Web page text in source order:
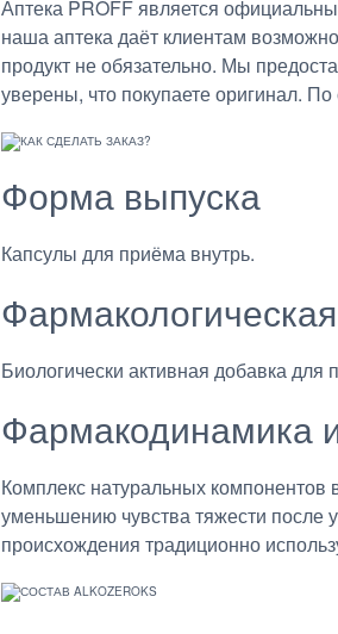
Аптека PROFF является
наша аптека даёт клиентам
продукт не обязательно. Мы
уверены, что покупаете оригинал.
Форма выпуска
Капсулы для приёма внутрь.
Биологически активная добавка
Фармакодинамика
Комплекс натуральных
уменьшению чувства тяжести после
происхождения традиционно